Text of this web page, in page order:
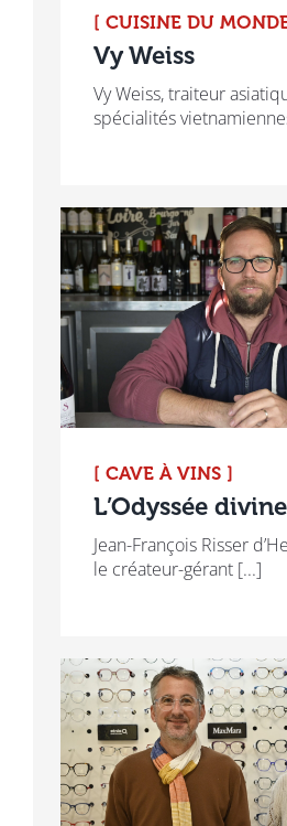
[ CUISINE DU
Vy Weiss
Vy Weiss, traiteur
spécialités
[ CAVE À VINS ]
L’Odyssée divine
Jean-François Risser
le créateur-gérant [...]